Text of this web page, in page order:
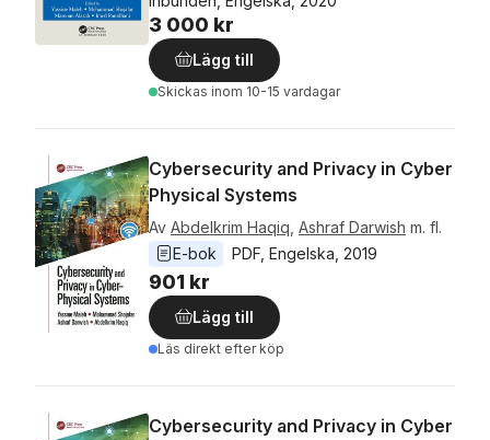
3 000 kr
Lägg till
Skickas inom 10-15 vardagar
Cybersecurity and Privacy in Cyber
Physical Systems
Av Abdelkrim Haqiq Ashraf Darwish m. fl.
E-bok
PDF Engelska 2019
901 kr
Lägg till
Läs direkt efter köp
Cybersecurity and Privacy in Cyber